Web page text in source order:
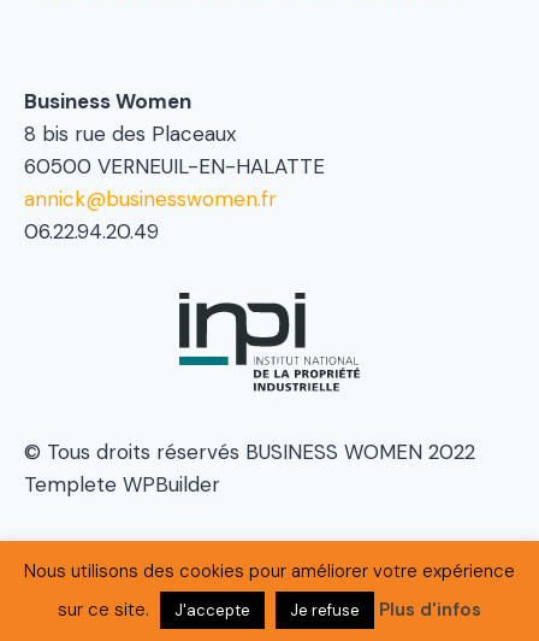
Business Women
8 bis rue des Placeaux
60500 VERNEUIL-EN-HALATTE
annick@businesswomen.fr
06.22.94.20.49
© Tous droits réservés BUSINESS WOMEN 2022
Templete WPBuilder
Politique de confidentialité| Mentions Légales
Nous utilisons des cookies pour améliorer votre expérience
sur ce site.
J'accepte Je refuse Plus d'infos